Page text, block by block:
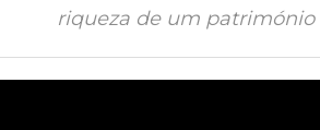
riqueza de um património